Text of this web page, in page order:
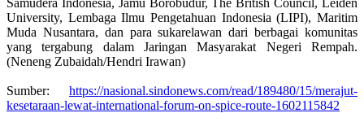
University, Lembaga Ilmu Pengetahuan Indonesia (LIPI), Maritim
Muda Nusantara, dan para sukarelawan dari berbagai komunitas
yang tergabung dalam Jaringan Masyarakat Negeri Rempah.
(Neneng Zubaidah/Hendri Irawan)
Sumber: https://nasional.sindonews.com/read/189480/15/merajut-
kesetaraan-lewat-international-forum-on-spice-route-1602115842